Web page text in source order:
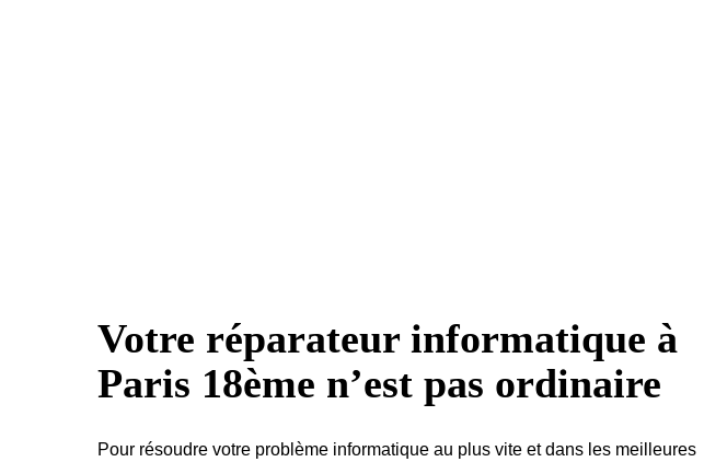
Votre réparateur informatique à
Paris 18ème n’est pas ordinaire
Pour résoudre votre problème informatique au plus vite et dans les meilleures